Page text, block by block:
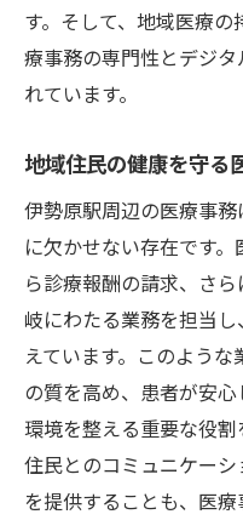
す。そして、地域医療
療事務の専門性とデジ
れています。
地域住民の健康を守る
伊勢原駅周辺の医療事
に欠かせない存在です
ら診療報酬の請求、さ
岐にわたる業務を担当
えています。このよう
の質を高め、患者が安
環境を整える重要な役
住民とのコミュニケー
を提供することも、医